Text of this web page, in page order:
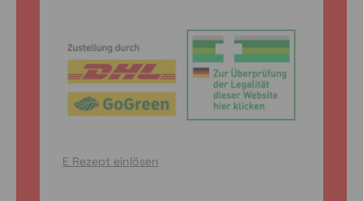
E Rezept einlösen